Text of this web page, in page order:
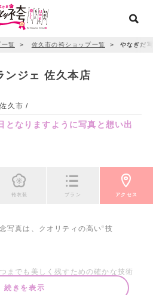
覧 ＞ 佐久市の袴ショップ一覧 ＞ やなぎだ
ンジェ 佐久本店
久市 /
となりますように写真と想い出
袴衣装 プラン アクセス
写真は、クオリティの高い“技
までも美しく残すための確かな技術
続きを表示